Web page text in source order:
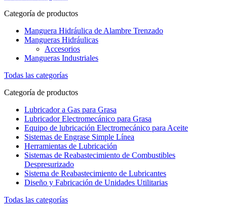
Categoría de productos
Manguera Hidráulica de Alambre Trenzado
Mangueras Hidráulicas
Accesorios
Mangueras Industriales
Todas las categorías
Categoría de productos
Lubricador a Gas para Grasa
Lubricador Electromecánico para Grasa
Equipo de lubricación Electromecánico para Aceite
Sistemas de Engrase Simple Línea
Herramientas de Lubricación
Sistemas de Reabastecimiento de Combustibles
Despresurizado
Sistema de Reabastecimiento de Lubricantes
Diseño y Fabricación de Unidades Utilitarias
Todas las categorías